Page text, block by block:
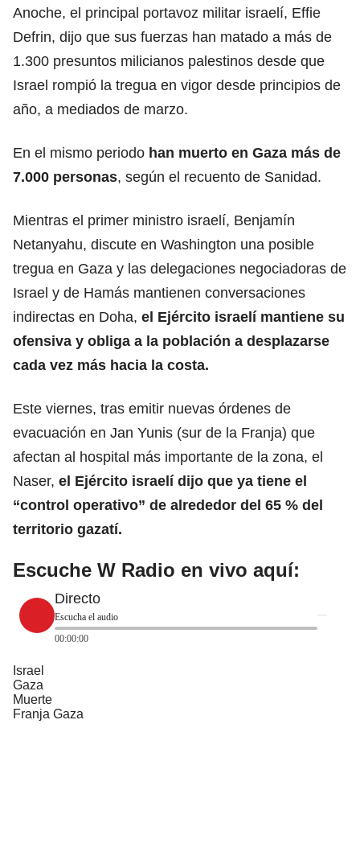
Anoche, el principal portavoz militar israelí, Effie
Defrin, dijo que sus fuerzas han matado a más de
1.300 presuntos milicianos palestinos desde que
Israel rompió la tregua en vigor desde principios de
año, a mediados de marzo.
En el mismo periodo han muerto en Gaza más de
7.000 personas, según el recuento de Sanidad.
Mientras el primer ministro israelí, Benjamín
Netanyahu, discute en Washington una posible
tregua en Gaza y las delegaciones negociadoras de
Israel y de Hamás mantienen conversaciones
indirectas en Doha, el Ejército israelí mantiene su
ofensiva y obliga a la población a desplazarse
cada vez más hacia la costa.
Este viernes, tras emitir nuevas órdenes de
evacuación en Jan Yunis (sur de la Franja) que
afectan al hospital más importante de la zona, el
Naser, el Ejército israelí dijo que ya tiene el
“control operativo” de alrededor del 65 % del
territorio gazatí.
Escuche W Radio en vivo aquí:
Directo
Escucha el audio
00:00:00
Israel
Gaza
Muerte
Franja Gaza